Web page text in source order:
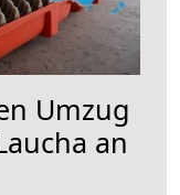
Umzug
an